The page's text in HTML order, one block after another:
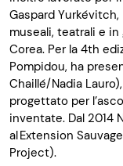
Gaspard Yurkévitch,
museali, teatrali e in
Corea. Per la 4th
Pompidou, ha
Chaillé/Nadia
progettato per
inventate. Dal 2014
al Extension
Project).